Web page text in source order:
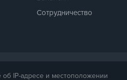
Сотрудничество
стоимость товара будет названа
IP-адресе и местоположении